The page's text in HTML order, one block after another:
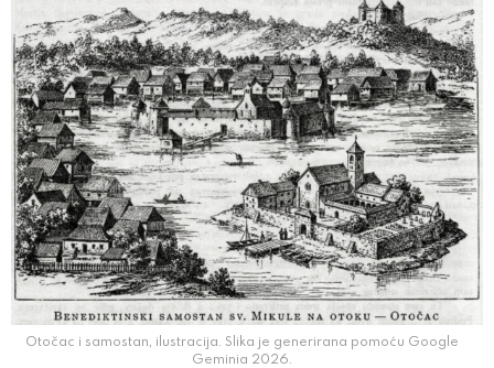
Otočac i samostan, ilustracija. Slika je generirana pomoću Google
Geminia 2026.